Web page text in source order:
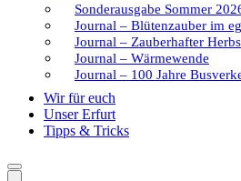
Sonderausgabe Sommer
Journal – Blütenzauber im
Journal – Zauberhafter
Journal – Wärmewende
Journal – 100 Jahre
Wir für euch
Unser Erfurt
Tipps & Tricks